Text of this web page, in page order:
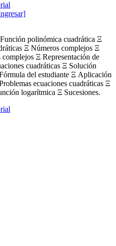
polinómica cuadrática Ξ
Ξ Números complejos Ξ
Ξ Representación de
cuadráticas Ξ Solución
del estudiante Ξ Aplicación
ecuaciones cuadráticas Ξ
logarítmica Ξ Sucesiones.